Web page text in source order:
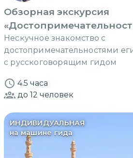
Обзорная экскурсия
машине
Нескучное знакомство с
достопримечательностями
с русскоговорящим гидом
4.5 часа
до 12 человек
ИНДИВИДУАЛЬНАЯ
на машине гида